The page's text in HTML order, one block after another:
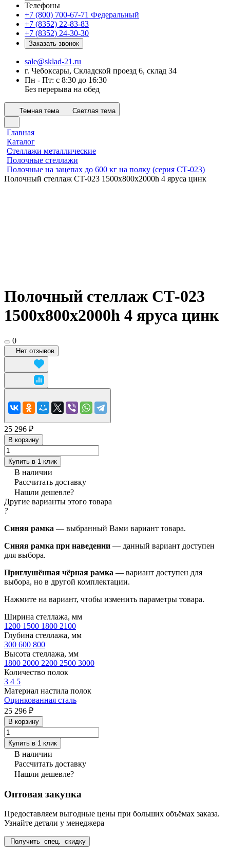
Телефоны
+7 (800) 700-67-71 Федеральный
+7 (8352) 22-83-83
+7 (8352) 24-30-30
Заказать звонок
sale@sklad-21.ru
г. Чебоксары, Складской проезд 6, склад 34
Пн - Пт: с 8:30 до 16:30
Без перерыва на обед
Темная тема Светлая тема
Главная
Каталог
Стеллажи металлические
Полочные стеллажи
Полочные на зацепах до 600 кг на полку (серия СТ-023)
Полочный стеллаж СТ-023 1500x800х2000h 4 яруса цинк
Полочный стеллаж СТ-023
1500x800х2000h 4 яруса цинк
0
Нет отзывов
25 296 ₽
В корзину
Купить в 1 клик
В наличии
Рассчитать доставку
Нашли дешевле?
Другие варианты этого товара
?
Синяя рамка — выбранный Вами вариант товара.
Синяя рамка при наведении — данный вариант доступен
для выбора.
Приглушённая чёрная рамка — вариант доступен для
выбора, но в другой комплектации.
Нажмите на вариант, чтобы изменить параметры товара.
Ширина стеллажа, мм
1200 1500 1800 2100
Глубина стеллажа, мм
300 600 800
Высота стеллажа, мм
1800 2000 2200 2500 3000
Количество полок
3 4 5
Материал настила полок
Оцинкованная сталь
25 296 ₽
В корзину
Купить в 1 клик
В наличии
Рассчитать доставку
Нашли дешевле?
Оптовая закупка
Предоставляем выгодные цены при больших объёмах заказа.
Узнайте детали у менеджера
Получить спец. скидку